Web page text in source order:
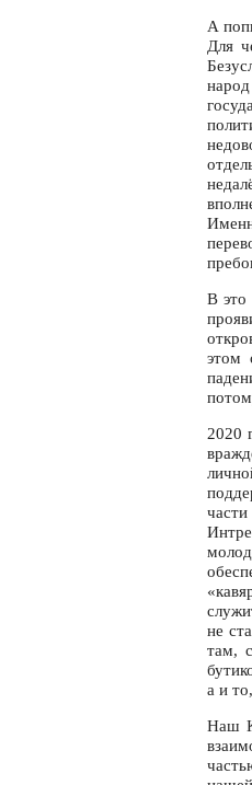
А
Для
В это
этом
2020
не
там,
а и
Наш